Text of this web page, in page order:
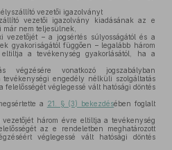
vezetői igazolványt
vezetői igazolvány kiadásának az e
már nem teljesülnek,
vezetőjét – a jogsértés súlyosságától és a
gyakoriságától függően – legalább három
a tevékenység gyakorlásától, ha a
végzésére vonatkozó jogszabályban
tevékenységi engedély nélküli szolgáltatás
felelősségét véglegessé vált hatósági döntés
a 21. § (3) bekezdésében foglalt
három évre eltiltja a tevékenység
az e rendeletben meghatározott
véglegessé vált hatósági döntés